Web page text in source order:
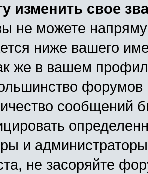
изменить свое
не можете
ниже вашего
же в вашем
форумов
сообщений
и
не засоряйте